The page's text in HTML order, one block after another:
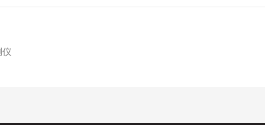
仪